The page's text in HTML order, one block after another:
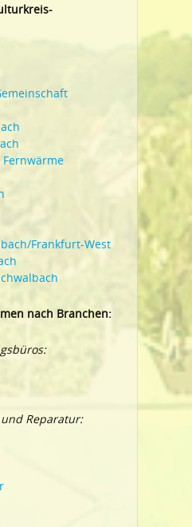
Frankfurt-West
nach Branchen:
und Reparatur: